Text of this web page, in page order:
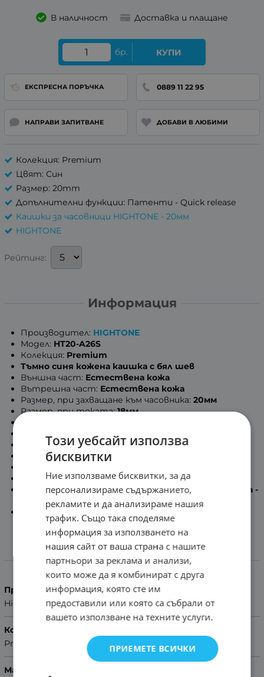
В наличност Доставка и плащане
бр. КУПИ
ЕКСПРЕСНА ПОРЪЧКА 0889 11 22 95
НАПРАВИ ЗАПИТВАНЕ ДОБАВИ В ЛЮБИМИ
Колекция: Premium
Цвят: Син
Размер: 20mm
Допълнителни функции: Патенти - Quick release
Каишки за часовници HIGHTONE - 20мм
HIGHTONE
Рейтинг:
Информация
Производител: HIGHTONE
Модел: HT20-A26S
Колекция: Premium
Тъмно синя кожена каишка с бял шев
Външна част: Естествена кожа
Вътрешна част: Естествена кожа
Размер, при захващане към часовника: 20мм
Размер, при токата:18мм
Минимална дължина на каишката:
Дължина на част с дупки:12.4см
Дължина на част с тока:
Сребриста метална тока
Включени патенти за бърз монтаж в комплекта -
Quick release
Помощ за размер на каишка
Характеристики
Производител
Hightone
Колекция
Premium
Материал
Този уебсайт използва
бисквитки
Ние използваме бисквитки, за да
персонализираме съдържанието,
рекламите и да анализираме нашия
трафик. Също така споделяме
информация за използването на
нашия сайт от ваша страна с нашите
партньори за реклама и анализи,
които може да я комбинират с друга
информация, която сте им
предоставили или която са събрали от
вашето използване на техните услуги.
ПРИЕМЕТЕ ВСИЧКИ